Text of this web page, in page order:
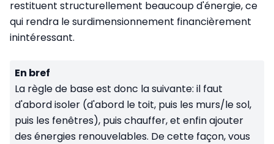
restituent structurellement beaucoup d'énergie, ce
qui rendra le surdimensionnement financièrement
inintéressant.
En bref
La règle de base est donc la suivante: il faut
d'abord isoler (d'abord le toit, puis les murs/le sol,
puis les fenêtres), puis chauffer, et enfin ajouter
des énergies renouvelables. De cette façon, vous